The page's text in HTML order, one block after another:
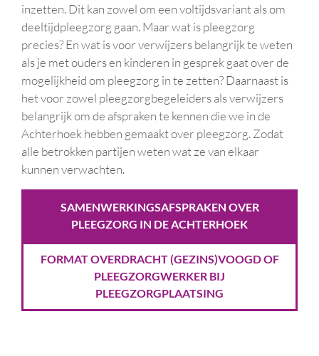
inzetten. Dit kan zowel om een voltijdsvariant als om
deeltijdpleegzorg gaan. Maar wat is pleegzorg
precies? En wat is voor verwijzers belangrijk te weten
als je met ouders en kinderen in gesprek gaat over de
mogelijkheid om pleegzorg in te zetten? Daarnaast is
het voor zowel pleegzorgbegeleiders als verwijzers
belangrijk om de afspraken te kennen die we in de
Achterhoek hebben gemaakt over pleegzorg. Zodat
alle betrokken partijen weten wat ze van elkaar
kunnen verwachten.
SAMENWERKINGSAFSPRAKEN OVER
PLEEGZORG IN DE ACHTERHOEK
FORMAT OVERDRACHT (GEZINS)VOOGD OF
PLEEGZORGWERKER BIJ
PLEEGZORGPLAATSING